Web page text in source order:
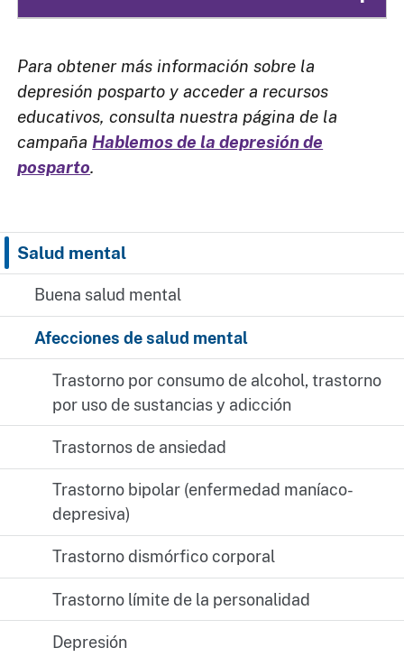
Salud mental
Buena salud mental
Afecciones de salud mental
Trastorno por consumo de alcohol, trastorno
por uso de sustancias y adicción
Trastornos de ansiedad
Trastorno bipolar (enfermedad maníaco-
depresiva)
Trastorno dismórfico corporal
Trastorno límite de la personalidad
Depresión
Para obtener más información sobre la
depresión posparto y acceder a recursos
educativos, consulta nuestra página de la
campaña Hablemos de la depresión de
posparto.